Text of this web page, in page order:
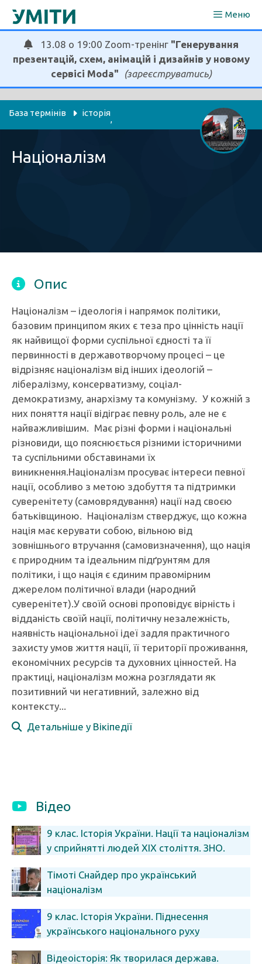
Перейти
Меню
13.08 о 19:00 Zoom-тренінг "Генерування
презентацій, схем, анімацій і дизайнів у новому
сервісі Moda"
(зареєструватись)
База термінів історія
,
Націоналізм
Опис
Націоналізм – ідеологія і напрямок політики,
базовим принципом яких є теза про цінність нації
як найвищої форми суспільної єдності та її
первинності в державотворчому процесі – це
відрізняє націоналізм від інших ідеологій –
лібералізму, консерватизму, соціал-
демократизму, анархізму та комунізму. У кожній з
них поняття нації відіграє певну роль, але не є
найважливішим. Має різні форми і національні
різновиди, що пояснюється різними історичними
та суспільними обставинами їх
виникнення.Націоналізм просуває інтереси певної
нації, особливо з метою здобуття та підтримки
суверенітету (самоврядування) нації над своєю
батьківщиною. Націоналізм стверджує, що кожна
нація має керувати собою, вільною від
зовнішнього втручання (самовизначення), що нація
є природним та ідеальним підґрунтям для
політики, і що нація є єдиним правомірним
джерелом політичної влади (народний
суверенітет).У своїй основі проповідує вірність і
відданість своїй нації, політичну незалежність,
наявність національної ідеї задля практичного
захисту умов життя нації, її території проживання,
економічних ресурсів та духовних цінностей. На
практиці, націоналізм можна розглядати як
позитивний чи негативний, залежно від
контексту...
Детальніше у Вікіпедії
Відео
9 клас. Історія України. Нації та націоналізм
у сприйнятті людей ХІХ століття. ЗНО.
Тімоті Снайдер про український
націоналізм
9 клас. Історія України. Піднесення
українського національного руху
Відеоісторія: Як творилася держава.